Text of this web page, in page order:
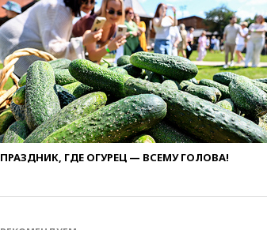
ПРАЗДНИК, ГДЕ ОГУРЕЦ — ВСЕМУ ГОЛОВА!